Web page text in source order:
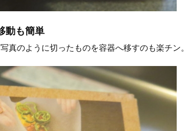
動も簡単
真のように切ったものを容器へ移すのも楽チン。